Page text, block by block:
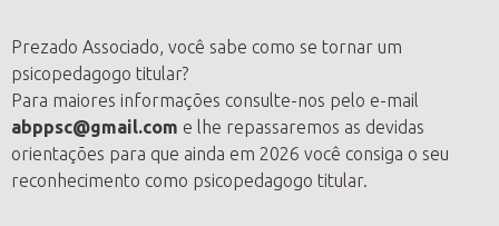
Prezado Associado, você sabe como se tornar um
psicopedagogo titular?
Para maiores informações consulte-nos pelo e-mail
abppsc@gmail.com e lhe repassaremos as devidas
orientações para que ainda em 2026 você consiga o seu
reconhecimento como psicopedagogo titular.